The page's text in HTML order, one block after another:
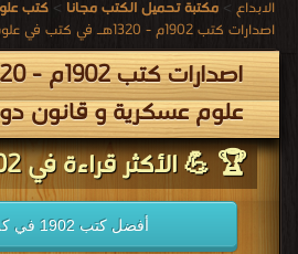
الابداع > مكتبة تحميل الكتب مجانا > كتب
اصدارات كتب 1902م - 1320هـ في كتب في علوم عسكرية و قانون دولي
علوم عسكرية و قانون
🏆 💪 الأكثر قراءة في 1902:
أفضل كتب 1902 في كل المكتبة